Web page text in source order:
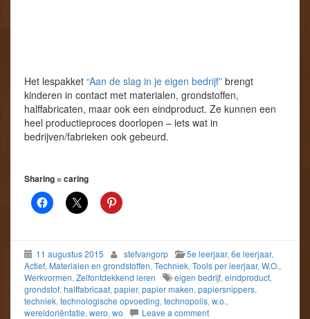
Het lespakket “Aan de slag in je eigen bedrijf” brengt
kinderen in contact met materialen, grondstoffen,
halffabricaten, maar ook een eindproduct. Ze kunnen een
heel productieproces doorlopen – iets wat in
bedrijven/fabrieken ook gebeurd.
Sharing = caring
11 augustus 2015 stefvangorp 5e leerjaar, 6e leerjaar,
Actief, Materialen en grondstoffen, Techniek, Tools per leerjaar, W.O.,
Werkvormen, Zelfontdekkend leren eigen bedrijf, eindproduct,
grondstof, halffabricaat, papier, papier maken, papiersnippers,
techniek, technologische opvoeding, technopolis, w.o.,
wereldoriëntatie, wero, wo Leave a comment